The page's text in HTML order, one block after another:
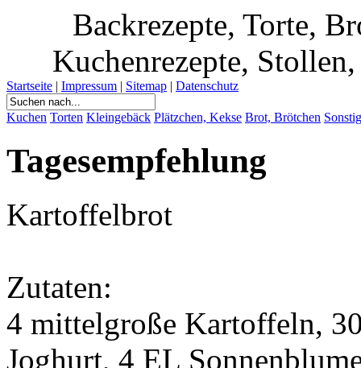
Backrezepte, Torte,
Kuchenrezepte,
Startseite | Impressum | Sitemap | Datenschutz
Kuchen Torten Kleingebäck Plätzchen, Kekse Brot, Brötchen
Tagesempfehlung
Kartoffelbrot
Zutaten:
4 mittelgroße Kartoffeln,
Joghurt, 4 EL